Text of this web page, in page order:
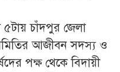
চাঁদপুর জেলা
সমিতির আজীবন সদস্য ও
পক্ষ থেকে বিদায়ী